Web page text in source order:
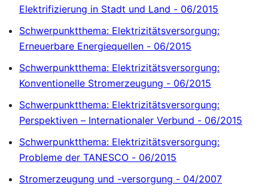
Elektrifizierung in Stadt und Land - 06/2015
Schwerpunktthema: Elektrizitätsversorgung:
Erneuerbare Energiequellen - 06/2015
Schwerpunktthema: Elektrizitätsversorgung:
Konventionelle Stromerzeugung - 06/2015
Schwerpunktthema: Elektrizitätsversorgung:
Perspektiven – Internationaler Verbund - 06/2015
Schwerpunktthema: Elektrizitätsversorgung:
Probleme der TANESCO - 06/2015
Stromerzeugung und -versorgung - 04/2007